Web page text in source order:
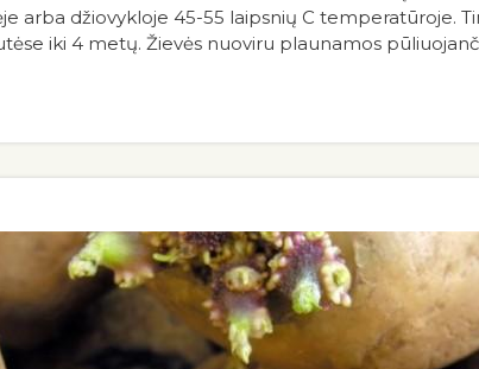
arba džiovykloje 45-55 laipsnių C temperatūroje.
iki 4 metų. Žievės nuoviru plaunamos